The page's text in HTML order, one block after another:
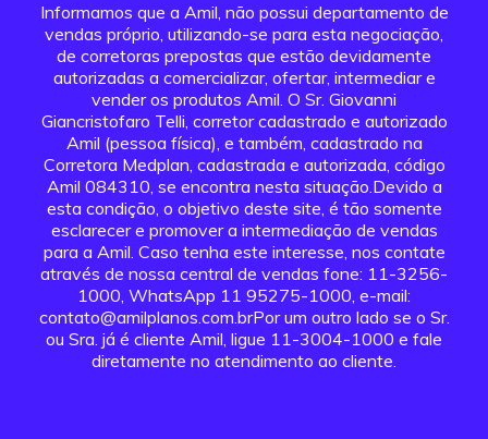
Informamos que a Amil, não possui departamento de
vendas próprio, utilizando-se para esta negociação,
de corretoras prepostas que estão devidamente
autorizadas a comercializar, ofertar, intermediar e
vender os produtos Amil. O Sr. Giovanni
Giancristofaro Telli, corretor cadastrado e autorizado
Amil (pessoa física), e também, cadastrado na
Corretora Medplan, cadastrada e autorizada, código
Amil 084310, se encontra nesta situação.Devido a
esta condição, o objetivo deste site, é tão somente
esclarecer e promover a intermediação de vendas
para a Amil. Caso tenha este interesse, nos contate
através de nossa central de vendas fone: 11-3256-
1000, WhatsApp 11 95275-1000, e-mail:
contato@amilplanos.com.brPor um outro lado se o Sr.
ou Sra. já é cliente Amil, ligue 11-3004-1000 e fale
diretamente no atendimento ao cliente.